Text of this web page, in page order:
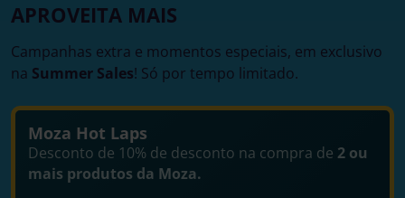
APROVEITA MAIS
Campanhas extra e momentos especiais, em exclusivo
na Summer Sales! Só por tempo limitado.
Moza Hot Laps
Desconto de 10% de desconto na compra de 2 ou
mais produtos da Moza.